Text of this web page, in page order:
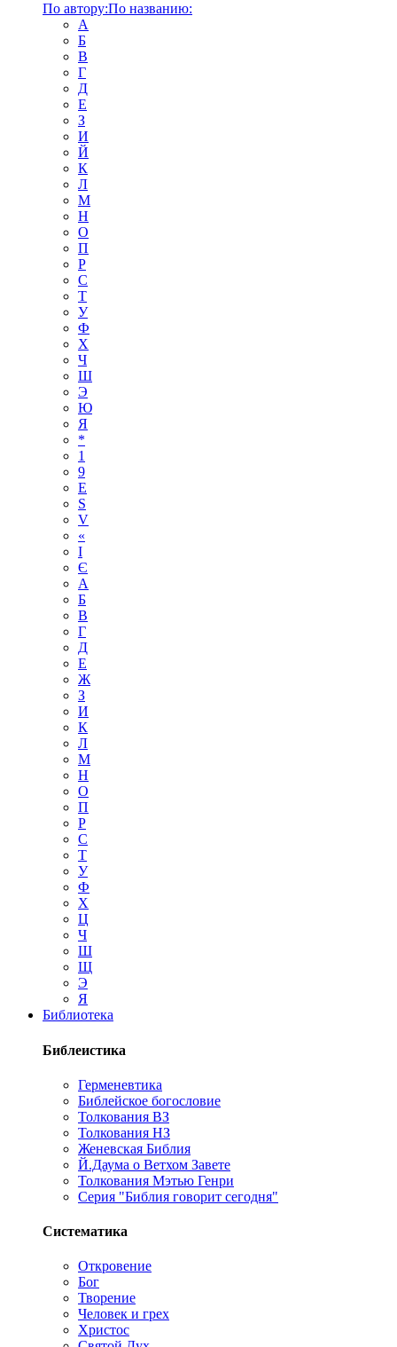
По автору:По названию:
А
Б
В
Г
Д
Е
З
И
Й
К
Л
М
Н
О
П
Р
С
Т
У
Ф
Х
Ч
Ш
Э
Ю
Я
*
1
9
E
S
V
«
І
Є
А
Б
В
Г
Д
Е
Ж
З
И
К
Л
М
Н
О
П
Р
С
Т
У
Ф
Х
Ц
Ч
Ш
Щ
Э
Я
Библиотека
Библеистика
Герменевтика
Библейское богословие
Толкования ВЗ
Толкования НЗ
Женевская Библия
Й.Даума о Ветхом Завете
Толкования Мэтью Генри
Серия "Библия говорит сегодня"
Систематика
Откровение
Бог
Творение
Человек и грех
Христос